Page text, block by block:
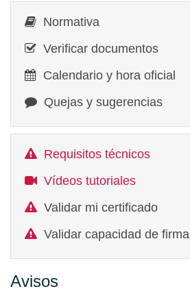
Normativa
Verificar documentos
Calendario y hora oficial
Quejas y sugerencias
Requisitos técnicos
Vídeos tutoriales
Validar mi certificado
Validar capacidad de firma
Avisos